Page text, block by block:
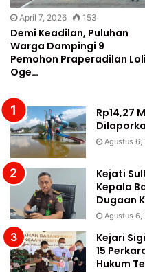
April 7, 2026 153
Demi Keadilan, Puluhan
Warga Dampingi 9
Pemohon Praperadilan Loli
Oge…
Rp14,27
Agustus 6,
Kejati
Kepala
Dugaan
Agustus 6,
Kejari
15
Hukum